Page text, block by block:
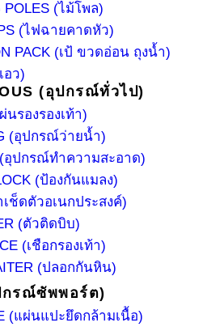
POLES (ไม้โพล)
(ไฟฉายคาดหัว)
PACK (เป้ ขวดอ่อน ถุงน้ำ)
อว)
(อุปกรณ์ทั่วไป)
นรองรองเท้า)
(อุปกรณ์ว่ายน้ำ)
(อุปกรณ์ทำความสะอาด)
(ป้องกันแมลง)
เช็ดตัวอเนกประสงค์)
(ตัวติดบิบ)
(เชือกรองเท้า)
(ปลอกกันหิน)
กรณ์ซัพพอร์ต)
(แผ่นแปะยึดกล้ามเนื้อ)